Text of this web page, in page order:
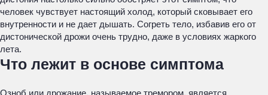
человек чувствует настоящий холод, который сковывает его
внутренности и не дает дышать. Согреть тело, избавив его от
дистонической дрожи очень трудно, даже в условиях жаркого
лета.
Что лежит в основе симптома
Озноб или дрожание, называемое тремором, является